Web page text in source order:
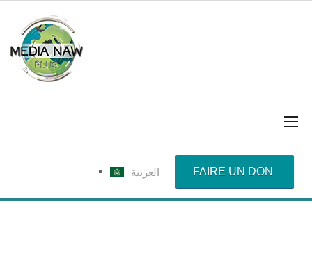
العربية FAIRE UN DON